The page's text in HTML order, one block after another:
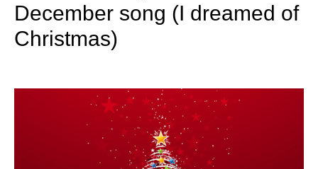
December song (I dreamed of
Christmas)